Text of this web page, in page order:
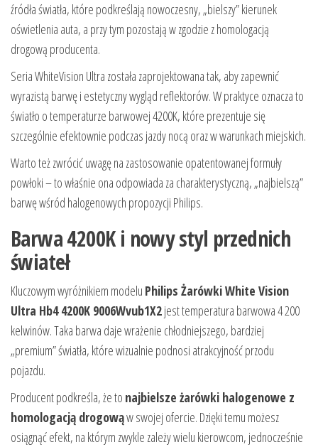
źródła światła, które podkreślają nowoczesny, „bielszy” kierunek
oświetlenia auta, a przy tym pozostają w zgodzie z homologacją
drogową producenta.
Seria WhiteVision Ultra została zaprojektowana tak, aby zapewnić
wyrazistą barwę i estetyczny wygląd reflektorów. W praktyce oznacza to
światło o temperaturze barwowej 4200K, które prezentuje się
szczególnie efektownie podczas jazdy nocą oraz w warunkach miejskich.
Warto też zwrócić uwagę na zastosowanie opatentowanej formuły
powłoki – to właśnie ona odpowiada za charakterystyczną, „najbielszą”
barwę wśród halogenowych propozycji Philips.
Barwa 4200K i nowy styl przednich
świateł
Kluczowym wyróżnikiem modelu Philips Żarówki White Vision
Ultra Hb4 4200K 9006Wvub1X2jest temperatura barwowa 4 200
kelwinów. Taka barwa daje wrażenie chłodniejszego, bardziej
„premium” światła, które wizualnie podnosi atrakcyjność przodu
pojazdu.
Producent podkreśla, że to najbielsze żarówki halogenowe z
homologacją drogowąw swojej ofercie. Dzięki temu możesz
osiągnąć efekt, na którym zwykle zależy wielu kierowcom, jednocześnie